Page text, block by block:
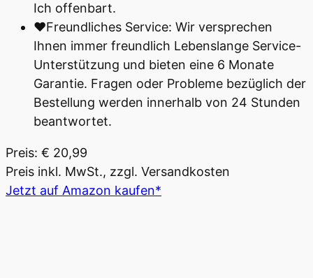
Ich offenbart.
♥Freundliches Service: Wir versprechen
Ihnen immer freundlich Lebenslange Service-
Unterstützung und bieten eine 6 Monate
Garantie. Fragen oder Probleme bezüglich der
Bestellung werden innerhalb von 24 Stunden
beantwortet.
Preis: € 20,99
Preis inkl. MwSt., zzgl. Versandkosten
Jetzt auf Amazon kaufen*